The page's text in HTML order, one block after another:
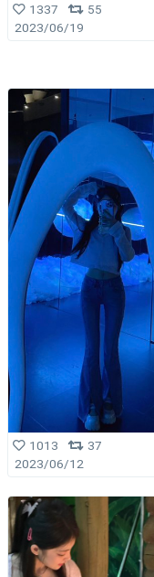
1337
55
2023/06/19
1013
37
2023/06/12